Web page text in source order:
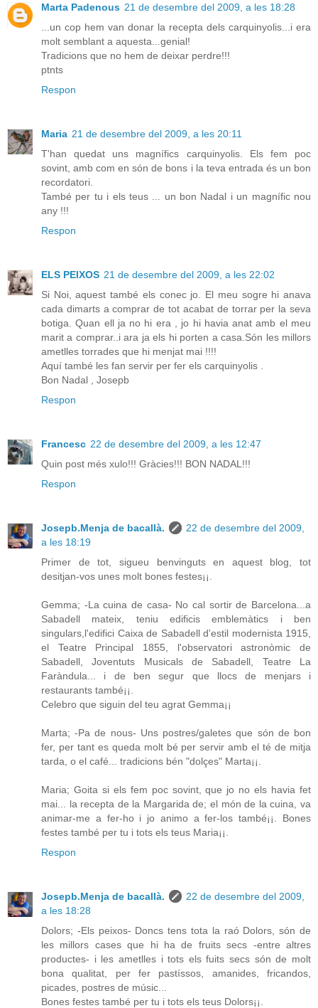
Marta Padenous 21 de desembre del 2009, a les 18:28
...un cop hem van donar la recepta dels carquinyolis...i era
molt semblant a aquesta...genial!
Tradicions que no hem de deixar perdre!!!
ptnts
Respon
Maria 21 de desembre del 2009, a les 20:11
T'han quedat uns magnífics carquinyolis. Els fem poc
sovint, amb com en són de bons i la teva entrada és un bon
recordatori.
També per tu i els teus ... un bon Nadal i un magnífic nou
any !!!
Respon
ELS PEIXOS 21 de desembre del 2009, a les 22:02
Si Noi, aquest també els conec jo. El meu sogre hi anava
cada dimarts a comprar de tot acabat de torrar per la seva
botiga. Quan ell ja no hi era , jo hi havia anat amb el meu
marit a comprar..i ara ja els hi porten a casa.Són les millors
ametlles torrades que hi menjat mai !!!!
Aquí també les fan servir per fer els carquinyolis .
Bon Nadal , Josepb
Respon
Francesc 22 de desembre del 2009, a les 12:47
Quin post més xulo!!! Gràcies!!! BON NADAL!!!
Respon
Josepb.Menja de bacallà.
22 de desembre del 2009,
a les 18:19
Primer de tot, sigueu benvinguts en aquest blog, tot
desitjan-vos unes molt bones festes¡¡.
Gemma; -La cuina de casa- No cal sortir de Barcelona...a
Sabadell mateix, teniu edificis emblemàtics i ben
singulars,l'edifici Caixa de Sabadell d'estil modernista 1915,
el Teatre Principal 1855, l'observatori astronòmic de
Sabadell, Joventuts Musicals de Sabadell, Teatre La
Faràndula... i de ben segur que llocs de menjars i
restaurants també¡¡.
Celebro que siguin del teu agrat Gemma¡¡
Marta; -Pa de nous- Uns postres/galetes que són de bon
fer, per tant es queda molt bé per servir amb el té de mitja
tarda, o el café... tradicions bén "dolçes" Marta¡¡.
Maria; Goita si els fem poc sovint, que jo no els havia fet
mai... la recepta de la Margarida de; el món de la cuina, va
animar-me a fer-ho i jo animo a fer-los també¡¡. Bones
festes també per tu i tots els teus Maria¡¡.
Respon
Josepb.Menja de bacallà.
22 de desembre del 2009,
a les 18:28
Dolors; -Els peixos- Doncs tens tota la raó Dolors, són de
les millors cases que hi ha de fruits secs -entre altres
productes- i les ametlles i tots els fuits secs són de molt
bona qualitat, per fer pastíssos, amanides, fricandos,
picades, postres de músic...
Bones festes també per tu i tots els teus Dolors¡¡.